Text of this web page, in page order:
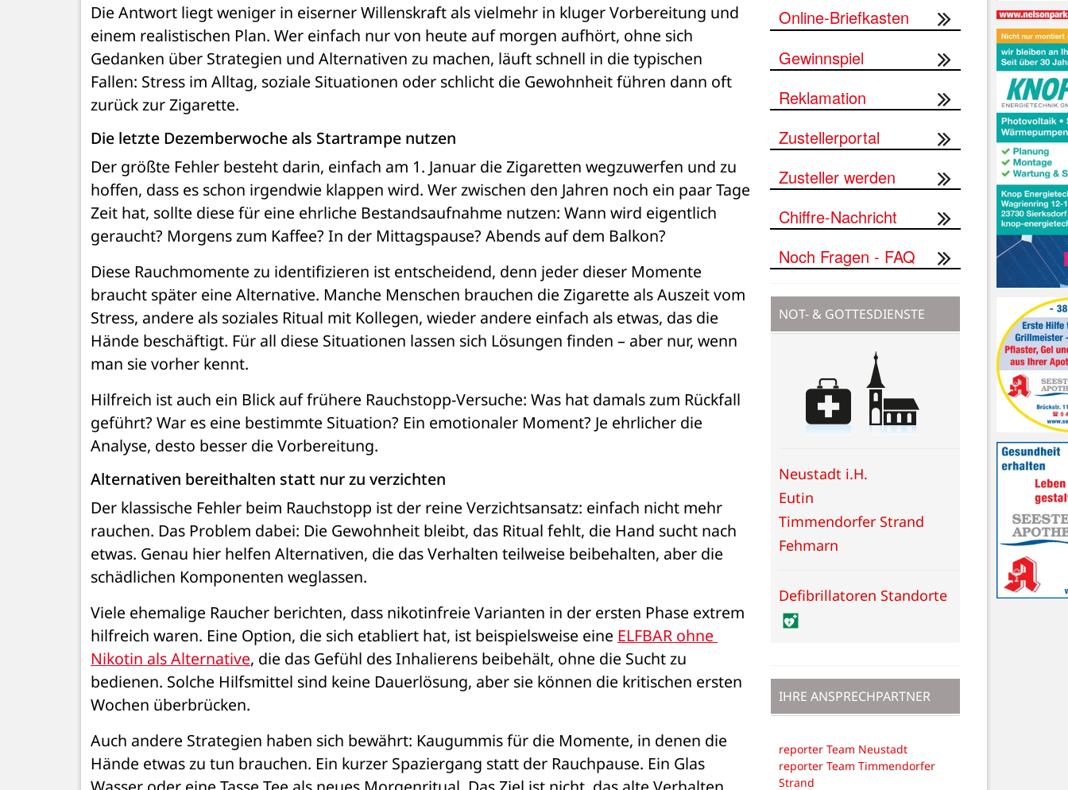
Die Antwort liegt weniger in eiserner Willenskraft als vielmehr in kluger Vorbereitung und
einem realistischen Plan. Wer einfach nur von heute auf morgen aufhört, ohne sich
Gedanken über Strategien und Alternativen zu machen, läuft schnell in die typischen
Fallen: Stress im Alltag, soziale Situationen oder schlicht die Gewohnheit führen dann oft
zurück zur Zigarette.
Die letzte Dezemberwoche als Startrampe nutzen
Der größte Fehler besteht darin, einfach am 1. Januar die Zigaretten wegzuwerfen und zu
hoffen, dass es schon irgendwie klappen wird. Wer zwischen den Jahren noch ein paar Tage
Zeit hat, sollte diese für eine ehrliche Bestandsaufnahme nutzen: Wann wird eigentlich
geraucht? Morgens zum Kaffee? In der Mittagspause? Abends auf dem Balkon?
Diese Rauchmomente zu identifizieren ist entscheidend, denn jeder dieser Momente
braucht später eine Alternative. Manche Menschen brauchen die Zigarette als Auszeit vom
Stress, andere als soziales Ritual mit Kollegen, wieder andere einfach als etwas, das die
Hände beschäftigt. Für all diese Situationen lassen sich Lösungen finden – aber nur, wenn
man sie vorher kennt.
Hilfreich ist auch ein Blick auf frühere Rauchstopp-Versuche: Was hat damals zum Rückfall
geführt? War es eine bestimmte Situation? Ein emotionaler Moment? Je ehrlicher die
Analyse, desto besser die Vorbereitung.
Alternativen bereithalten statt nur zu verzichten
Der klassische Fehler beim Rauchstopp ist der reine Verzichtsansatz: einfach nicht mehr
rauchen. Das Problem dabei: Die Gewohnheit bleibt, das Ritual fehlt, die Hand sucht nach
etwas. Genau hier helfen Alternativen, die das Verhalten teilweise beibehalten, aber die
schädlichen Komponenten weglassen.
Viele ehemalige Raucher berichten, dass nikotinfreie Varianten in der ersten Phase extrem
hilfreich waren. Eine Option, die sich etabliert hat, ist beispielsweise eine ELFBAR ohne
Nikotin als Alternative, die das Gefühl des Inhalierens beibehält, ohne die Sucht zu
bedienen. Solche Hilfsmittel sind keine Dauerlösung, aber sie können die kritischen ersten
Wochen überbrücken.
Auch andere Strategien haben sich bewährt: Kaugummis für die Momente, in denen die
Hände etwas zu tun brauchen. Ein kurzer Spaziergang statt der Rauchpause. Ein Glas
Online-Briefkasten
Gewinnspiel
Reklamation
Zustellerportal
Zusteller werden
Chiffre-Nachricht
Noch Fragen - FAQ
NOT- & GOTTESDIENSTE
Neustadt i.H.
Eutin
Timmendorfer Strand
Fehmarn
Defibrillatoren Standorte
IHRE ANSPRECHPARTNER
reporter Team Neustadt
reporter Team Timmendorfer
Strand